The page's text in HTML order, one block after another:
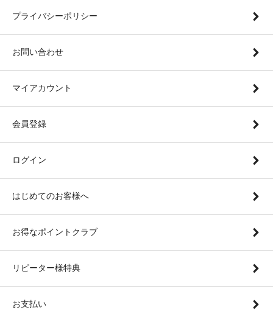
プライバシーポリシー
お問い合わせ
マイアカウント
会員登録
ログイン
はじめてのお客様へ
お得なポイントクラブ
リピーター様特典
お支払い